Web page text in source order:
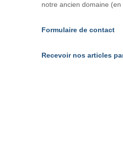
notre ancien domaine (en
Formulaire de contact
Recevoir nos articles